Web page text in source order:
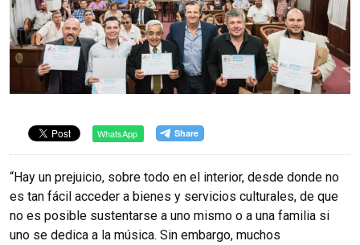
WhatsApp
“Hay un prejuicio, sobre todo en el interior, desde donde no
es tan fácil acceder a bienes y servicios culturales, de que
no es posible sustentarse a uno mismo o a una familia si
uno se dedica a la música. Sin embargo, muchos